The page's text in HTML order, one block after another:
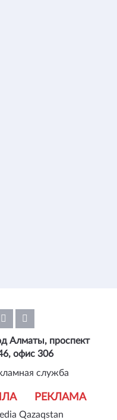
Qazaqstan
РЕКЛАМА
Алматы, проспект
офис 306
служба